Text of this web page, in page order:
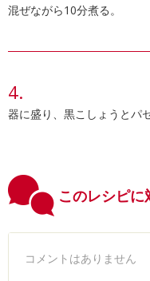
混ぜながら10分煮る。
器に盛り、黒こしょうとパ
このレシピに
コメントはありません